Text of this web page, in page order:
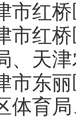
市红
市红
、天
市东
体育